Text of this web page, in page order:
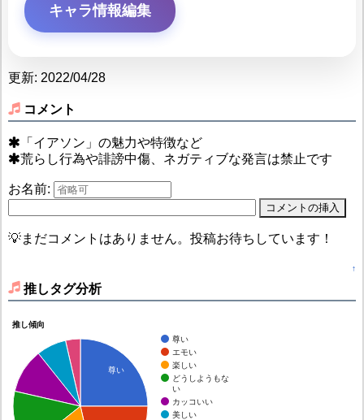
キャラ情報編集
更新: 2022/04/28
コメント
「イアソン」の魅力や特徴など
荒らし行為や誹謗中傷、ネガティブな発言は禁止です
お名前:
💡まだコメントはありません。投稿お待ちしています！
↑
推しタグ分析
推し傾向
尊い
エモい
楽しい
どうしようもな
い
カッコいい
美しい
尊い